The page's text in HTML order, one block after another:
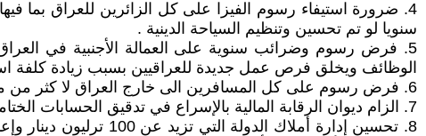
سنويا لو تم تحسين وتنظيم السياحة الدينية .
5. فرض رسوم وضرائب سنوية على العمالة الأجنبية في
الوظائف ويخلق فرص عمل جديدة للعراقيين بسبب زيادة كلفة
6. فرض رسوم على كل المسافرين الى خارج العراق لا كثر من مرة واحدة سنويا .
7. الزام ديوان الرقابة المالية بالإسراع في تدقيق الحسابات الختامية للوحدات الاقتصادية لغرض الإسراع بدفع مبالغ الضرائب المترتبة على أعمالهم الى وتحويلها الى وزارة المالية .